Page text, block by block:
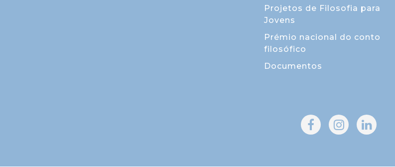
Projetos de Filosofia para
Jovens
Prémio nacional do conto
filosófico
Documentos